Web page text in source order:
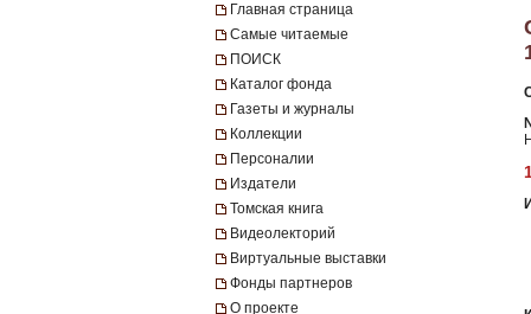
Главная страница
Самые читаемые
ПОИСК
Каталог фонда
Газеты и журналы
Коллекции
Персоналии
Издатели
Томская книга
Видеолекторий
Виртуальные выставки
Фонды партнеров
О проекте